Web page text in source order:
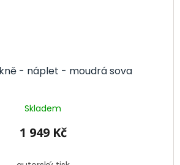
- náplet - moudrá sova
Skladem
1 949 Kč